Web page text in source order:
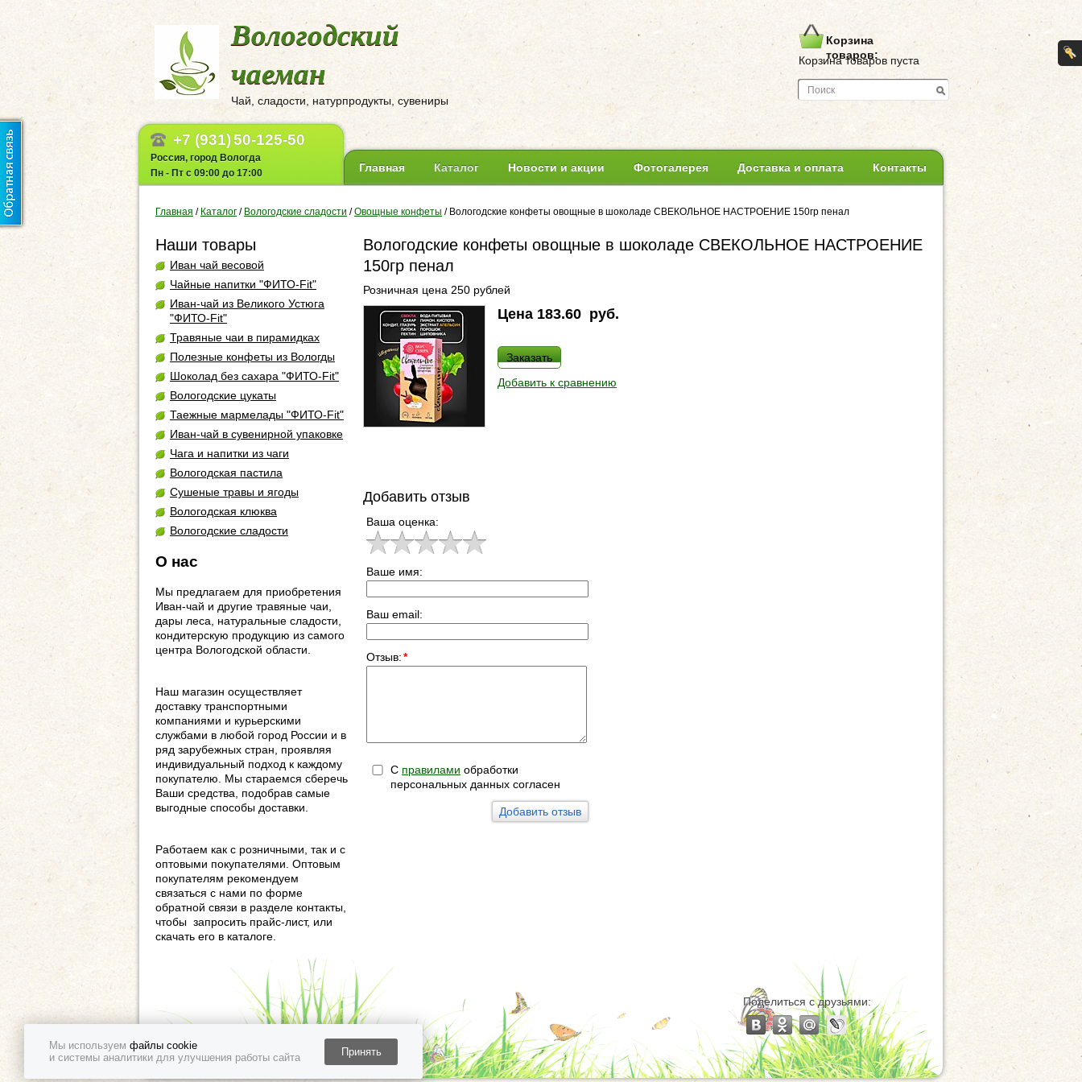
Мы используем файлы cookie
и системы аналитики для улучшения работы сайта
Принять
Вологодский
чаеман
Чай, сладости, натурпродукты, сувениры
Корзина
товаров:
Корзина товаров пуста
+7 (931)50-125-50
Россия, город Вологда
Пн - Пт с 09:00 до 17:00
Главная Каталог Новости и акции Фотогалерея Доставка и оплата Контакты
Главная / Каталог / Вологодские сладости / Овощные конфеты / Вологодские конфеты овощные в шоколаде СВЕКОЛЬНОЕ НАСТРОЕНИЕ 150гр пенал
Наши товары
Иван чай весовой
Чайные напитки "ФИТО-Fit"
Иван-чай из Великого Устюга
"ФИТО-Fit"
Травяные чаи в пирамидках
Полезные конфеты из Вологды
Шоколад без сахара "ФИТО-Fit"
Вологодские цукаты
Таежные мармелады "ФИТО-Fit"
Иван-чай в сувенирной упаковке
Чага и напитки из чаги
Вологодская пастила
Сушеные травы и ягоды
Вологодская клюква
Вологодские сладости
О нас
Мы предлагаем для приобретения
Иван-чай и другие травяные чаи,
дары леса, натуральные сладости,
кондитерскую продукцию из самого
центра Вологодской области.
Наш магазин осуществляет
доставку транспортными
компаниями и курьерскими
службами в любой город России и в
ряд зарубежных стран, проявляя
индивидуальный подход к каждому
покупателю. Мы стараемся сберечь
Ваши средства, подобрав самые
выгодные способы доставки.
Работаем как с розничными, так и с
оптовыми покупателями. Оптовым
покупателям рекомендуем
связаться с нами по форме
обратной связи в разделе контакты,
чтобы запросить прайс-лист, или
скачать его в каталоге.
Вологодские конфеты овощные в шоколаде СВЕКОЛЬНОЕ НАСТРОЕНИЕ
150гр пенал
Розничная цена 250 рублей
Цена 183.60 руб.
Заказать
Добавить к сравнению
Добавить отзыв
Ваша оценка:
Ваше имя:
Ваш email:
Отзыв:*
С правилами обработки
персональных данных согласен
Поделиться с друзьями: